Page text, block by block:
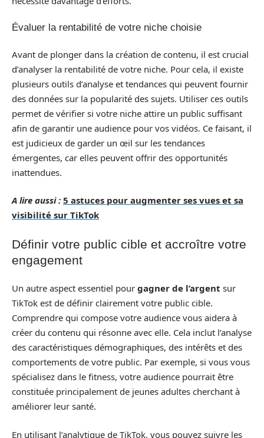
Évaluer la rentabilité de votre niche choisie
Avant de plonger dans la création de contenu, il est crucial
d’analyser la rentabilité de votre niche. Pour cela, il existe
plusieurs outils d’analyse et tendances qui peuvent fournir
des données sur la popularité des sujets. Utiliser ces outils
permet de vérifier si votre niche attire un public suffisant
afin de garantir une audience pour vos vidéos. Ce faisant, il
est judicieux de garder un œil sur les tendances
émergentes, car elles peuvent offrir des opportunités
inattendues.
A lire aussi : 5 astuces pour augmenter ses vues et sa
visibilité sur TikTok
Définir votre public cible et accroître votre
engagement
Un autre aspect essentiel pour gagner de l’argent sur
TikTok est de définir clairement votre public cible.
Comprendre qui compose votre audience vous aidera à
créer du contenu qui résonne avec elle. Cela inclut l’analyse
des caractéristiques démographiques, des intérêts et des
comportements de votre public. Par exemple, si vous vous
spécialisez dans le fitness, votre audience pourrait être
constituée principalement de jeunes adultes cherchant à
améliorer leur santé.
En utilisant l’analytique de TikTok, vous pouvez suivre les